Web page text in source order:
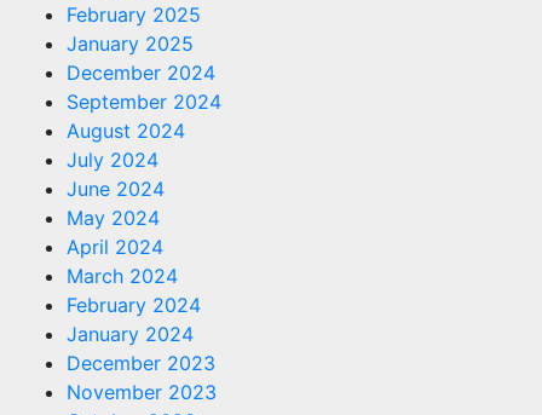
February 2025
January 2025
December 2024
September 2024
August 2024
July 2024
June 2024
May 2024
April 2024
March 2024
February 2024
January 2024
December 2023
November 2023